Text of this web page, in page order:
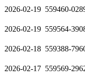
2026-02-19 559460-
2026-02-19 559564-
2026-02-18 559388-
2026-02-17 559569-